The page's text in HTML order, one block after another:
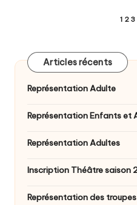
publications
1 2 3
Articles récents
Représentation Adulte
Représentation Enfants et
Représentation Adultes
Inscription Théâtre saison
Représentation des